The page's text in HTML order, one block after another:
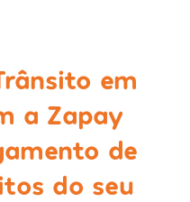
em
a Zapay
de
do seu